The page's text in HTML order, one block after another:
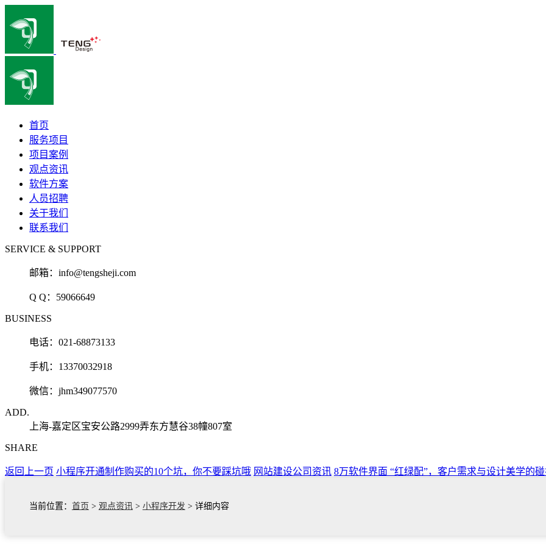
首页
服务项目
项目案例
观点资讯
软件方案
人员招聘
关于我们
联系我们
SERVICE & SUPPORT
邮箱： info@tengsheji.com
Q Q： 59066649
BUSINESS
电话：021-68873133
手机：13370032918
微信：jhm349077570
ADD.
上海-嘉定区宝安公路2999弄东方慧谷38幢807室
SHARE
返回上一页 小程序开通制作购买的10个坑，你不要踩坑哦 网站建设公司资讯 8万软件界面 “红绿配”，客户需求与设计美学的
当前位置： 首页 > 观点资讯> 小程序开发 > 详细内容